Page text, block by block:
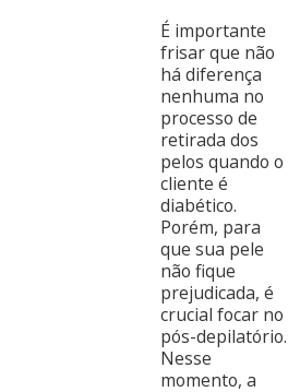
É importante
frisar que não
há diferença
nenhuma no
processo de
retirada dos
pelos quando o
cliente é
diabético.
Porém, para
que sua pele
não fique
prejudicada, é
crucial focar no
pós-depilatório.
Nesse
momento, a